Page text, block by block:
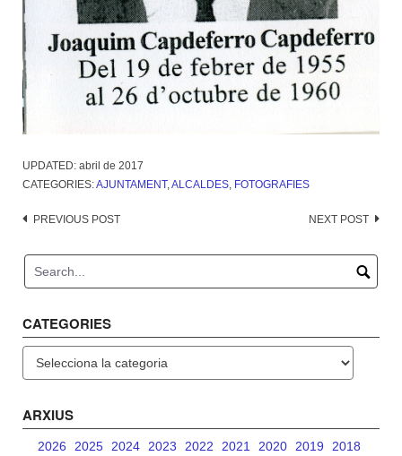
UPDATED: abril de 2017
CATEGORIES:AJUNTAMENT, ALCALDES FOTOGRAFIES
Post
PREVIOUS POST NEXT POST
CATEGORIES
ARXIUS
2026 2025 2024 2023 2022 2021 2020 2019
2018